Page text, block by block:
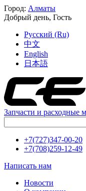
Город: Алматы
Добрый день, Гость
Русский (Ru)
中文
English
日本語
Запчасти и
+7(727)347-00-20
+7(708)259-12-49
Написать нам
Новости